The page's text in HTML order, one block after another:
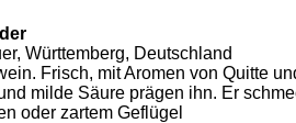
Württemberg, Deutschland
Frisch, mit Aromen von Quitte
milde Säure prägen ihn. Er
oder zartem Geflügel